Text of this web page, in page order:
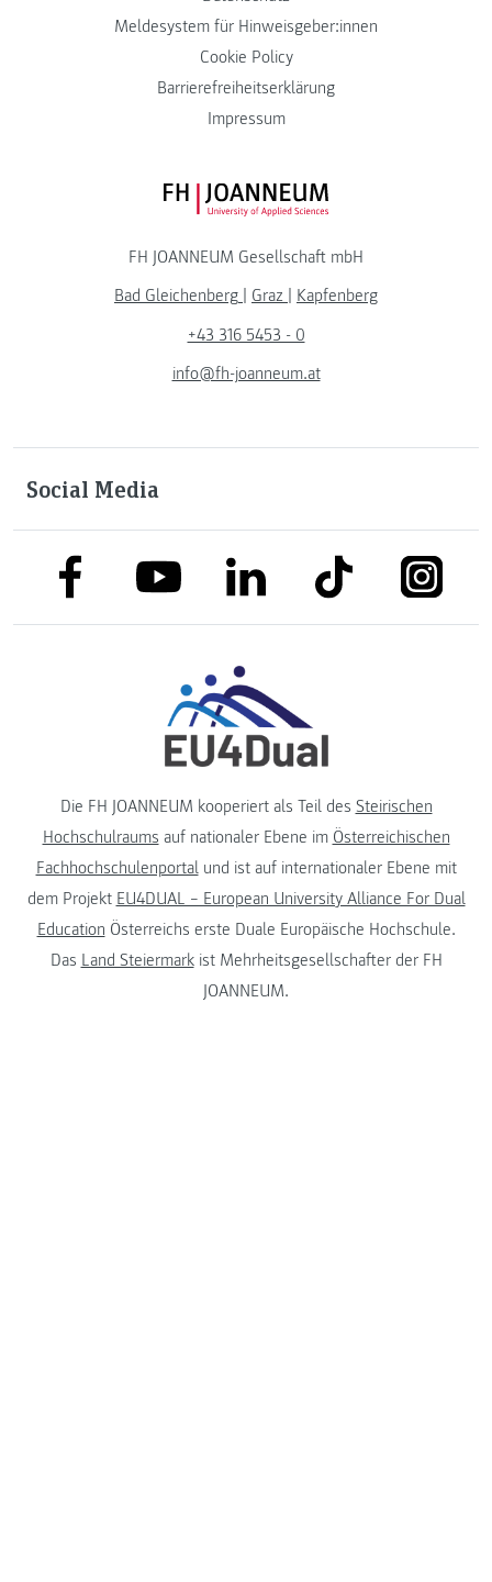
Meldesystem für Hinweisgeber:innen
Cookie Policy
Barrierefreiheitserklärung
Impressum
FH JOANNEUM Logo
FH JOANNEUM Gesellschaft mbH
Bad Gleichenberg
Graz
Kapfenberg
+43 316 5453 - 0
info@fh-joanneum.at
Social Media
link to facebooklink to youtubelink to linkedinlink to tiktok
Die FH JOANNEUM kooperiert als Teil des Steirischen
Hochschulraums auf nationaler Ebene im Österreichischen
Fachhochschulenportalund ist auf internationaler Ebene mit
dem Projekt EU4DUAL – European University Alliance For Dual
Education Österreichs erste Duale Europäische Hochschule.
Das Land Steiermarkist Mehrheitsgesellschafter der FH
JOANNEUM.